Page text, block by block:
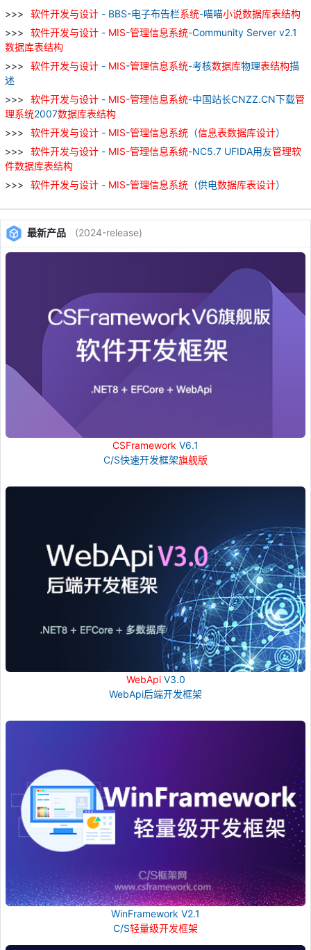
软件开发与设计 - BBS-电子布告栏系统-喵喵小说数据库表结构
软件开发与设计 - MIS-管理信息系统-Community Server v2.1
数据库表结构
软件开发与设计 - MIS-管理信息系统-考核数据库物理表结构描
述
软件开发与设计 - MIS-管理信息系统-中国站长CNZZ.CN下载管
理系统2007数据库表结构
软件开发与设计 - MIS-管理信息系统 （信息表数据库设计）
软件开发与设计 - MIS-管理信息系统-NC5.7 UFIDA用友管理软
件数据库表结构
软件开发与设计 - MIS-管理信息系统 （供电数据库表设计）
最新产品 (2024-release)
CSFramework V6.1
C/S快速开发框架旗舰版
WebApiV3.0
WebApi后端开发框架
WinFramework V2.1
C/S轻量级开发框架